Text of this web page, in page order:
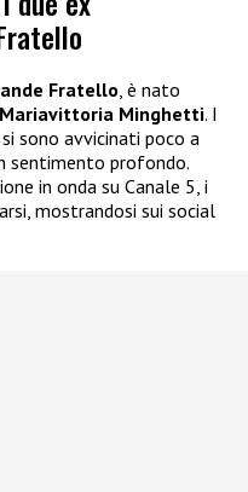
Fratello , è nato
Mariavittoria Minghetti. I
sono avvicinati poco a
sentimento profondo.
in onda su Canale 5, i
mostrandosi sui social